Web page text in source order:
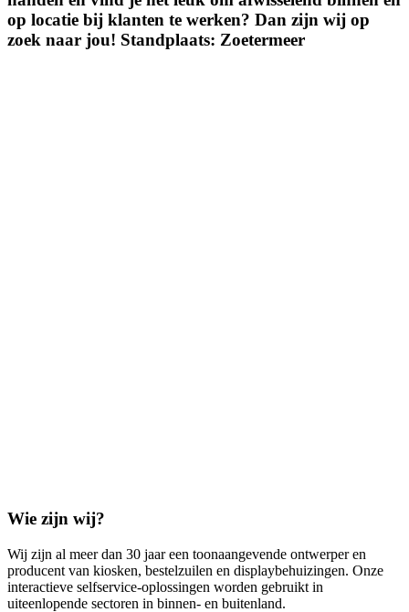
op locatie bij klanten te werken? Dan zijn wij op
zoek naar jou! Standplaats: Zoetermeer
Wie zijn wij?
Wij zijn al meer dan 30 jaar een toonaangevende ontwerper en
producent van kiosken, bestelzuilen en displaybehuizingen. Onze
interactieve selfservice-oplossingen worden gebruikt in
uiteenlopende sectoren in binnen- en buitenland.